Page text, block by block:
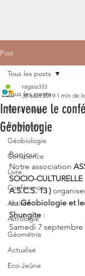
Post
Tous les posts
Vertu Pierre
Bioénergie
Géobiologie
Conscience
Livre
Conférence
Activité
Astrologie
Géométrie
Actualisé
Eco-Jeûne
Tous les posts
Intervenue le
Géobiologie
ragaia333
30 août 2019 1 min de
Bonjour
Notre association
SOCIO-
A.S.C.S. 13 )
du Géobiologie et
Shungite :
Samedi 7 septembre